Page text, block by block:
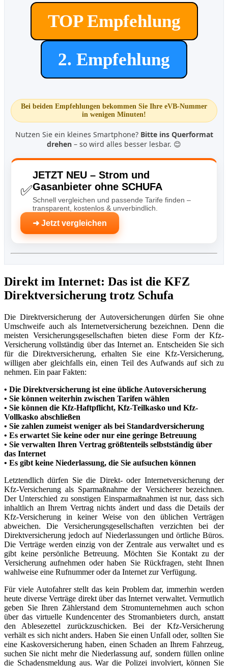
TOP Empfehlung
2. Empfehlung
Bei beiden Empfehlungen bekommen Sie Ihre eVB-Nummer
in wenigen Minuten!
Nutzen Sie ein kleines Smartphone? Bitte ins Querformat
drehen – so wird alles besser lesbar. 😊
✅
JETZT NEU – Strom und
Gasanbieter ohne SCHUFA
Schnell vergleichen und passende Tarife finden –
transparent, kostenlos & unverbindlich.
➜ Jetzt vergleichen
Direkt im Internet: Das ist die KFZ
Direktversicherung trotz Schufa
Die Direktversicherung der Autoversicherungen dürfen Sie ohne
Umschweife auch als Internetversicherung bezeichnen. Denn die
meisten Versicherungsgesellschaften bieten diese Form der Kfz-
Versicherung vollständig über das Internet an. Entscheiden Sie sich
für die Direktversicherung, erhalten Sie eine Kfz-Versicherung,
willigen aber gleichfalls ein, einen Teil des Aufwands auf sich zu
nehmen. Ein paar Fakten:
• Die Direktversicherung ist eine übliche Autoversicherung
• Sie können weiterhin zwischen Tarifen wählen
• Sie können die Kfz-Haftpflicht, Kfz-Teilkasko und Kfz-
Vollkasko abschließen
• Sie zahlen zumeist weniger als bei Standardversicherung
• Es erwartet Sie keine oder nur eine geringe Betreuung
• Sie verwalten Ihren Vertrag größtenteils selbstständig über
das Internet
• Es gibt keine Niederlassung, die Sie aufsuchen können
Letztendlich dürfen Sie die Direkt- oder Internetversicherung der
Kfz-Versicherung als Sparmaßnahme der Versicherer bezeichnen.
Der Unterschied zu sonstigen Einsparmaßnahmen ist nur, dass sich
inhaltlich an Ihrem Vertrag nichts ändert und dass die Details der
Kfz-Versicherung in keiner Weise von den üblichen Verträgen
abweichen. Die Versicherungsgesellschaften verzichten bei der
Direktversicherung jedoch auf Niederlassungen und örtliche Büros.
Die Verträge werden einzig von der Zentrale aus verwaltet und es
gibt keine persönliche Betreuung. Möchten Sie Kontakt zu der
Versicherung aufnehmen oder haben Sie Rückfragen, steht Ihnen
wahlweise eine Rufnummer oder da Internet zur Verfügung.
Für viele Autofahrer stellt das kein Problem dar, immerhin werden
heute diverse Verträge direkt über das Internet verwaltet. Vermutlich
geben Sie Ihren Zählerstand dem Stromunternehmen auch schon
über das virtuelle Kundencenter des Stromanbieters durch, anstatt
den Ablesezettel zurückzuschicken. Bei der Kfz-Versicherung
verhält es sich nicht anders. Haben Sie einen Unfall oder, sollten Sie
eine Kaskoversicherung haben, einen Schaden an Ihrem Fahrzeug,
suchen Sie nicht mehr die Niederlassung auf, sondern füllen online
die Schadensmeldung aus. War die Polizei involviert, können Sie